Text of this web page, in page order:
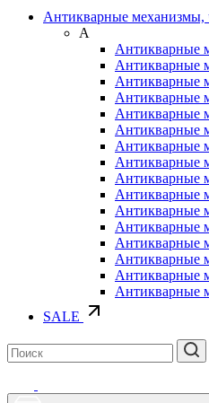
Антикварные механизмы,
А
Антикварные
Антикварные
Антикварные
Антикварные
Антикварные
Антикварные
Антикварные
Антикварные
Антикварные
Антикварные
Антикварные
Антикварные
Антикварные
Антикварные
Антикварные
Антикварные
SALE